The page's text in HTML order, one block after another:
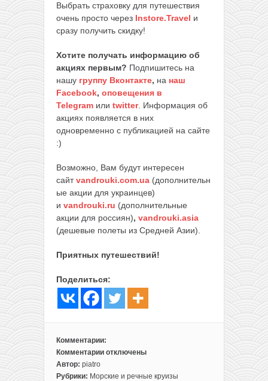
Выбрать страховку для путешествия
очень просто через Instore.Travel и
сразу получить скидку!
Хотите получать информацию об
акциях первым? Подпишитесь на
нашу группу Вконтакте, на наш
Facebook, оповещения в
Telegram или twitter. Информация об
акциях появляется в них
одновременно с публикацией на сайте
:)
Возможно, Вам будут интересен
сайтvandrouki.com.ua (дополнительн
ые акции для украинцев)
и vandrouki.ru (дополнительные
акции для россиян), vandrouki.asia
(дешевые полеты из Средней Азии).
Приятных путешествий!
Поделиться:
Комментарии:
Комментарии
к
записи
отключены
Автор: piatro
Рубрики: Морские и речные круизы